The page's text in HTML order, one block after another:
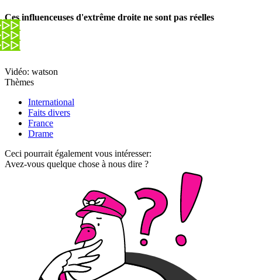
Ces influenceuses d'extrême droite ne sont pas réelles
Vidéo: watson
Thèmes
International
Faits divers
France
Drame
Ceci pourrait également vous intéresser:
Avez-vous quelque chose à nous dire ?